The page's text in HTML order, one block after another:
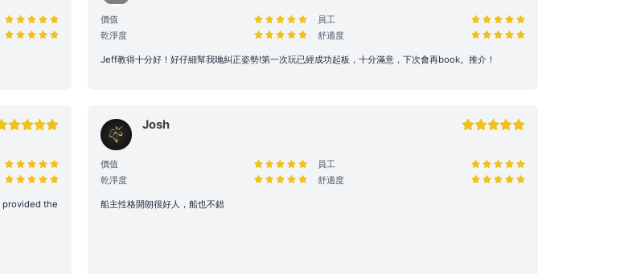
設備、器具、裝置或其他財物遭到損壞或損
修復或重新購置費用。
如遇違規行為或攜帶違禁品，船東將優先配
（如音響、烹飪等設備）或需自行煮食，請
。
排，請參考 【服務條款全文】 之內容。
價值
員工
乾淨度
舒適度
Jeff教得十分好！好仔細幫我哋糾正姿勢!第一次玩已經成功起板，十分滿意，下次會再book。推介！
the
Josh
價值
員工
乾淨度
舒適度
船主性格開朗很好人，船也不錯